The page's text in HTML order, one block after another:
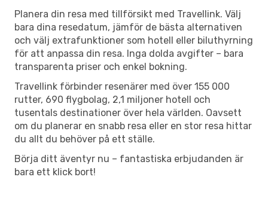
Planera din resa med tillförsikt med Travellink. Välj
bara dina resedatum, jämför de bästa alternativen
och välj extrafunktioner som hotell eller biluthyrning
för att anpassa din resa. Inga dolda avgifter – bara
transparenta priser och enkel bokning.
Travellink förbinder resenärer med över 155 000
rutter, 690 flygbolag, 2,1 miljoner hotell och
tusentals destinationer över hela världen. Oavsett
om du planerar en snabb resa eller en stor resa hittar
du allt du behöver på ett ställe.
Börja ditt äventyr nu – fantastiska erbjudanden är
bara ett klick bort!